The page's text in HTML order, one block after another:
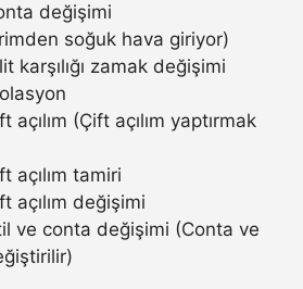
değişimi
soğuk hava giriyor)
karşılığı zamak değişimi
açılım (Çift açılım yaptırmak
açılım tamiri
açılım değişimi
ve conta değişimi (Conta ve